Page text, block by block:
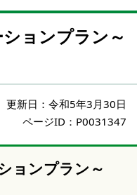
ョンプラン～
更新日： 令和5年3月30日
ページID：P0031347
ョンプラン～